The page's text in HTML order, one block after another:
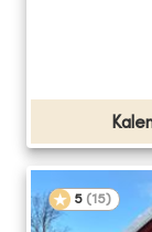
5 (15)